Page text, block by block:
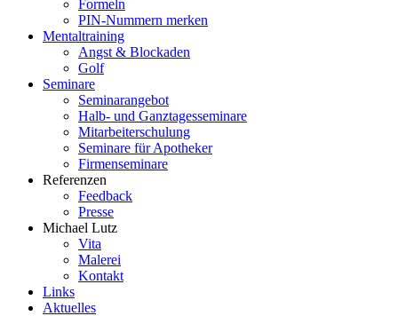
Formeln
PIN-Nummern merken
Mentaltraining
Angst & Blockaden
Golf
Seminare
Seminarangebot
Halb- und Ganztagesseminare
Mitarbeiterschulung
Seminare für Apotheker
Firmenseminare
Referenzen
Feedback
Presse
Michael Lutz
Vita
Malerei
Kontakt
Links
Aktuelles